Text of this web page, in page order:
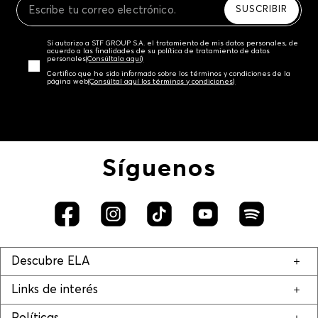
SUSCRIBIR
Sí autorizo a STF GROUP S.A. el tratamiento de mis datos personales, de
acuerdo a las finalidades de su política de tratamiento de datos
personales‎(Consúltala aquí)
Certifico que he sido informado sobre los términos y condiciones de la
página web‎(Consúltal aquí los términos y condiciones)
Síguenos
Descubre ELA
Links de interés